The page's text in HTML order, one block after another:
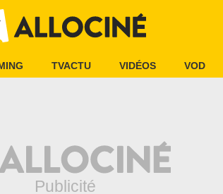
TVACTU VIDÉOS VOD